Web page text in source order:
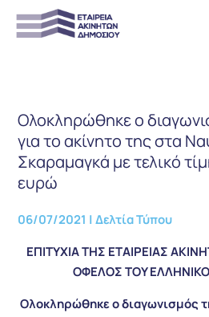
Ολοκληρώθηκε ο
για το ακίνητο της στα
Σκαραμαγκά με τελικό
ευρώ
06/07/2021 |Δελτία Τύπου
ΕΠΙΤΥΧΙΑ ΤΗΣ ΕΤΑΙΡΕΙΑΣ
ΟΦΕΛΟΣ ΤΟΥ
Ολοκληρώθηκε ο διαγωνισμός